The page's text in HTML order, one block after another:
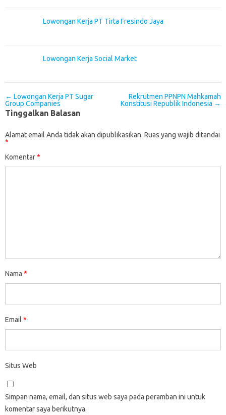
Lowongan Kerja PT Tirta Fresindo Jaya
Lowongan Kerja Social Market
Post navigation
← Lowongan Kerja PT Sugar
Group Companies
Rekrutmen PPNPN Mahkamah
Konstitusi Republik Indonesia →
Tinggalkan Balasan
Alamat email Anda tidak akan dipublikasikan. Ruas yang wajib ditandai
*
Komentar*
Nama *
Email *
Situs Web
Simpan nama, email, dan situs web saya pada peramban ini untuk
komentar saya berikutnya.